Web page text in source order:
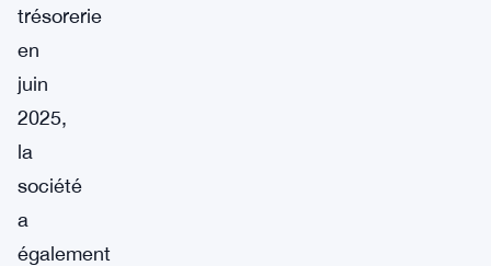
trésorerie
en
juin
2025,
la
société
a
également